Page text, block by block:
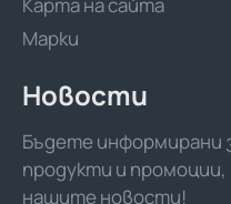
Марки
Новости
Бъдете информирани
продукти и
нашите новости!